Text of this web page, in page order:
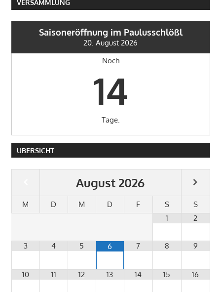
VERSAMMLUNG
Saisoneröffnung im Paulusschlößl
20. August 2026
Noch
14
Tage.
ÜBERSICHT
August 2026
M D M D F S
S
1
2
3 4 5 6 7 8 9
10 11 12 13 14 15 16